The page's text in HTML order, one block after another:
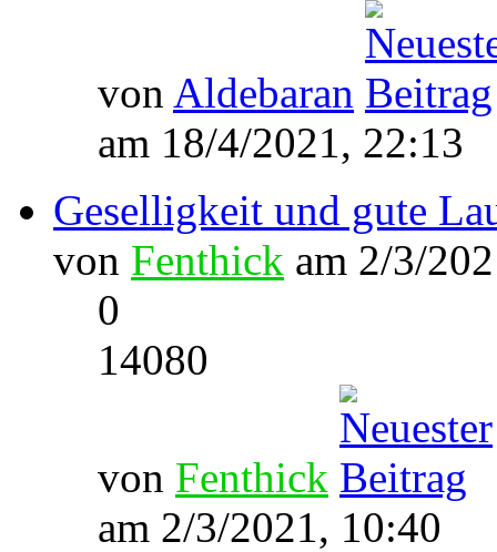
von Aldebaran
am 18/4/2021, 22:13
Geselligkeit und gute
von Fenthick am 2/3/
0
14080
von Fenthick
am 2/3/2021, 10:40